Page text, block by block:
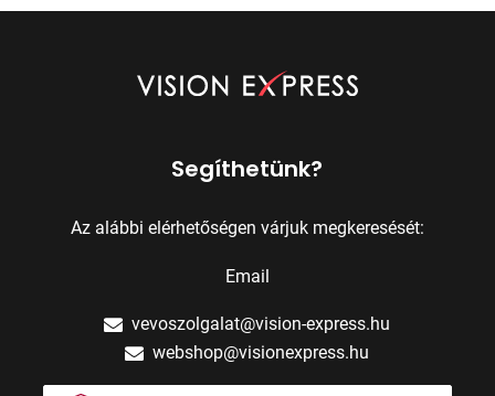
Segíthetünk?
Az alábbi elérhetőségen várjuk megkeresését:
Email
vevoszolgalat@vision-express.hu
webshop@visionexpress.hu